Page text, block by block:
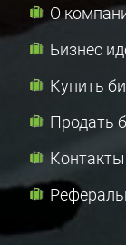
О
Бизнес
Купить
Продать
Контакты